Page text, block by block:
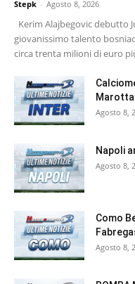
Stepk - Agosto 8, 2026
Kerim Alajbegovic debutto
giovanissimo talento
circa trenta milioni di euro
Agosto 8,
Napoli
Agosto 8,
Como
Agosto 8,